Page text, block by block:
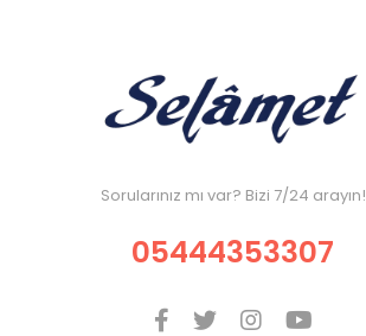
Sorularınız mı var? Bizi 7/24 arayın!
05444353307